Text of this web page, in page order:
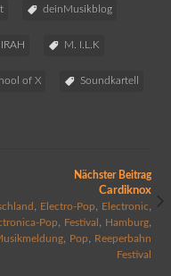
deinMusikblog
IRAH M. I.L.K
of X Soundkartell
Nächster Beitrag
Cardiknox
Electro-Pop Electronic
Pop Festival Hamburg
Pop
Reeperbahn
Festival